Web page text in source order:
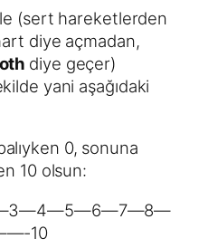
(sert hareketlerden
diye açmadan,
diye geçer)
yani aşağıdaki
0, sonuna
10 olsun:
10